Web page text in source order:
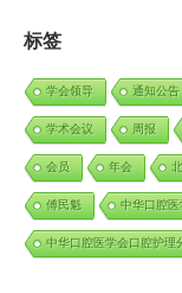
标签
学会领导 通知公告
学术会议 周报
会员 年会
傅民魁 中华口腔
中华口腔医学会口腔护理